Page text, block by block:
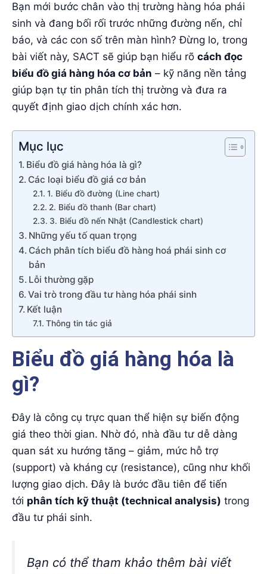
Bạn mới bước chân vào thị trường hàng hóa phái
sinh và đang bối rối trước những đường nến, chỉ
báo, và các con số trên màn hình? Đừng lo, trong
bài viết này, SACT sẽ giúp bạn hiểu rõ cách đọc
biểu đồ giá hàng hóa cơ bản – kỹ năng nền tảng
giúp bạn tự tin phân tích thị trường và đưa ra
quyết định giao dịch chính xác hơn.
Mục lục
Biểu đồ giá hàng hóa là gì?
Các loại biểu đồ giá cơ bản
1. Biểu đồ đường (Line chart)
2. Biểu đồ thanh (Bar chart)
3. Biểu đồ nến Nhật (Candlestick chart)
Những yếu tố quan trọng
Cách phân tích biểu đồ hàng hoá phái sinh cơ
bản
Lỗi thường gặp
Vai trò trong đầu tư hàng hóa phái sinh
Kết luận
Thông tin tác giả
Biểu đồ giá hàng hóa là
gì?
Đây là công cụ trực quan thể hiện sự biến động
giá theo thời gian. Nhờ đó, nhà đầu tư dễ dàng
quan sát xu hướng tăng – giảm, mức hỗ trợ
(support) và kháng cự (resistance), cũng như khối
lượng giao dịch. Đây là bước đầu tiên để tiến
tới phân tích kỹ thuật (technical analysis) trong
đầu tư phái sinh.
Bạn có thể tham khảo thêm bài viết